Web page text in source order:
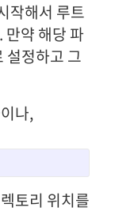
작해서 루트
약 해당 파
설정하고 그
나,
토리 위치를